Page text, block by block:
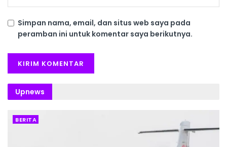
Simpan nama, email, dan situs web saya pada
peramban ini untuk komentar saya berikutnya.
Upnews
BERITA